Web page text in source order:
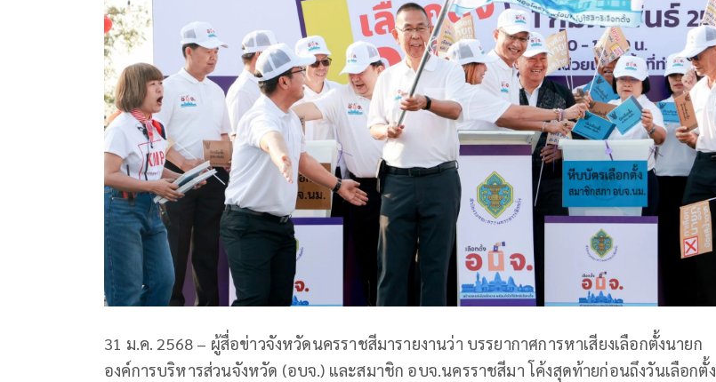
31 ม.ค. 2568 – ผู้สื่อข่าวจังหวัดนครราชสีมารายงานว่า บรรยากาศการหาเสียงเลือกตั้งนายก
องค์การบริหารส่วนจังหวัด (อบจ.) และสมาชิก อบจ.นครราชสีมา โค้งสุดท้ายก่อนถึงวันเลือกตั้ง